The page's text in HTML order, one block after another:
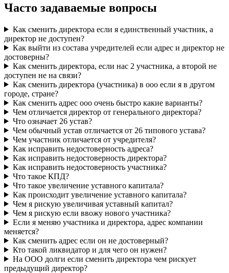
Часто задаваемые вопросы
Как сменить директора если я единственный участник, а
директор не доступен?
Как выйти из состава учредителей если адрес и директор не
достоверны?
Как сменить директора, если нас 2 участника, а второй не
доступен не на связи?
Как сменить директора (участника) в ооо если я в другом
городе, стране?
Как сменить адрес ооо очень быстро какие варианты?
Чем отличается директор от генерального директора?
Что означает 26 устав?
Чем обычный устав отличается от 26 типового устава?
Чем участник отличается от учредителя?
Как исправить недостоверность адреса?
Как исправить недостоверность директора?
Как исправить недостоверность участника?
Что такое КПД?
Что такое увеличение уставного капитала?
Как происходит увеличение уставного капитала?
Чем я рискую увеличивая уставный капитал?
Чем я рискую если ввожу нового участника?
Если я меняю участника и директора, адрес компании
меняется?
Как сменить адрес если он не достоверный?
Кто такой ликвидатор и для чего он нужен?
На ООО долги если сменить директора чем рискует
предыдущий директор?